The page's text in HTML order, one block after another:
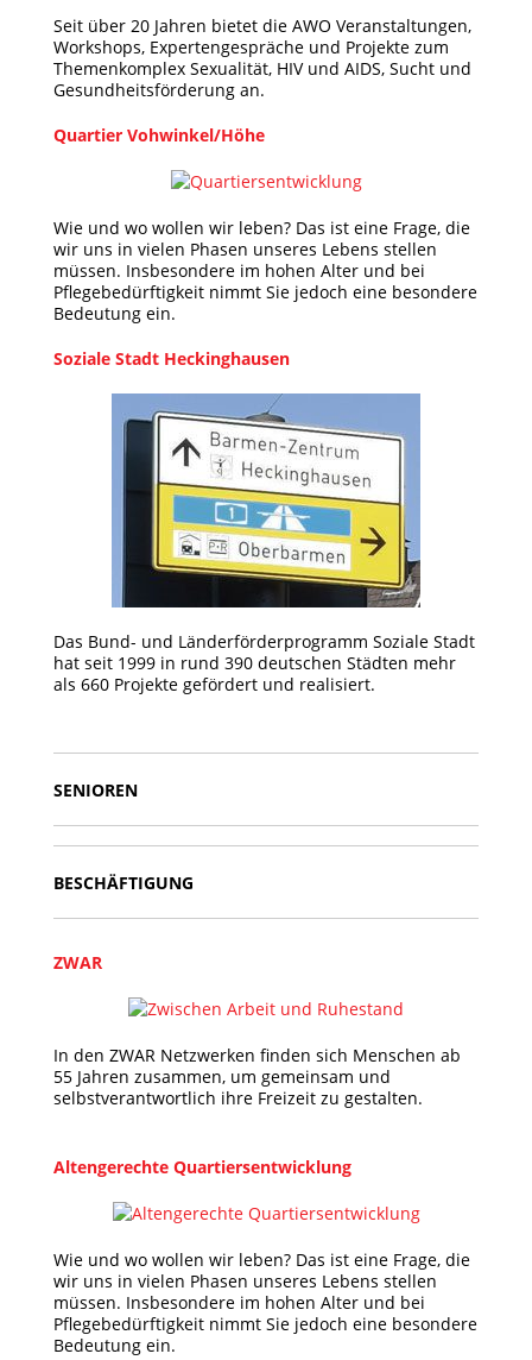
Seit über 20 Jahren bietet die AWO Veranstaltungen,
Workshops, Expertengespräche und Projekte zum
Themenkomplex Sexualität, HIV und AIDS, Sucht und
Gesundheitsförderung an.
Quartier Vohwinkel/Höhe
Wie und wo wollen wir leben? Das ist eine Frage, die
wir uns in vielen Phasen unseres Lebens stellen
müssen. Insbesondere im hohen Alter und bei
Pflegebedürftigkeit nimmt Sie jedoch eine besondere
Bedeutung ein.
Soziale Stadt Heckinghausen
Das Bund- und Länderförderprogramm Soziale Stadt
hat seit 1999 in rund 390 deutschen Städten mehr
als 660 Projekte gefördert und realisiert.
SENIOREN
BESCHÄFTIGUNG
ZWAR
In den ZWAR Netzwerken finden sich Menschen ab
55 Jahren zusammen, um gemeinsam und
selbstverantwortlich ihre Freizeit zu gestalten.
Altengerechte Quartiersentwicklung
Wie und wo wollen wir leben? Das ist eine Frage, die
wir uns in vielen Phasen unseres Lebens stellen
müssen. Insbesondere im hohen Alter und bei
Pflegebedürftigkeit nimmt Sie jedoch eine besondere
Bedeutung ein.